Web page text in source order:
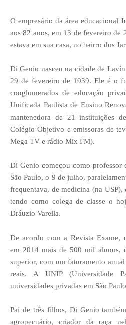
O empresário da área educacional
aos 82 anos, em 13 de fevereiro de
estava em sua casa, no bairro dos
Di Genio nasceu na cidade de
29 de fevereiro de 1939. Ele é o
conglomerados de educação
Unificada Paulista de Ensino
mantenedora de 21 instituições
Colégio Objetivo e emissoras de
Mega TV e rádio Mix FM).
Di Genio começou como professor
São Paulo, o 9 de julho,
frequentava, de medicina (na
tendo como colega de classe o
Dráuzio Varella.
De acordo com a Revista Exame,
em 2014 mais de 500 mil alunos,
superior, com um faturamento
reais. A UNIP (Universidade
universidades privadas em São
Pai de três filhos, Di Genio
agropecuário, criador da raça